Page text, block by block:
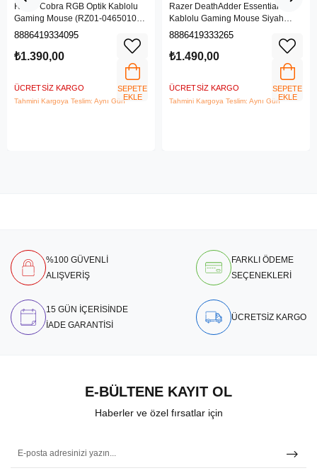
Razer Cobra RGB Optik Kablolu
Gaming Mouse (RZ01-04650100-
R3M1)
8886419334095
₺1.390,00
ÜCRETSIZ KARGO
Tahmini Kargoya Teslim: Aynı Gün
SEPETE
EKLE
Razer DeathAdder Essential
Kablolu Gaming Mouse Siyah
(RZ01-03850100-R3M1)
8886419333265
₺1.490,00
ÜCRETSIZ KARGO
Tahmini Kargoya Teslim: Aynı Gün
SEPETE
EKLE
%100 GÜVENLİ
ALIŞVERİŞ
FARKLI ÖDEME
SEÇENEKLERİ
15 GÜN İÇERİSİNDE
İADE GARANTİSİ
ÜCRETSİZ KARGO
E-BÜLTENE KAYIT OL
Haberler ve özel fırsatlar için